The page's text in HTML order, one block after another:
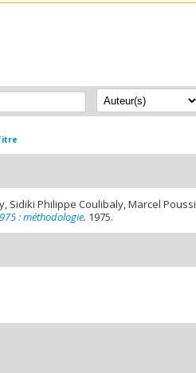
Sidiki Philippe Coulibaly, Marcel
: méthodologie. 1975.